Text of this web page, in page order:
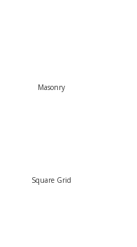
Masonry
Square Grid